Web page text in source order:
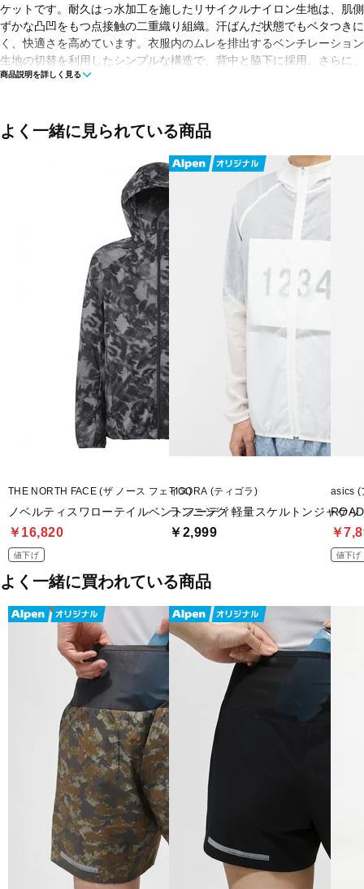
ケットです。耐久はっ水加工を施したリサイクルナイロン生地は、肌
ずかな凸凹をもつ点接触の二重織り組織。汗ばんだ状態でもベタつき
く、快適さを高めています。衣服内のムレを排出するベンチレーショ
生地の切替を利用したシンプルな構造で、背中と脇下に採用。さらに
チレーションを兼ねる左右のファスナー付きポケットを配置し、ウエ
ア設計です。
ネイビー(ML:モスカモブルー)
■素材:Swallowtail Recycled Nylon Doubleweave with DWR(ナイロン
■メーカー型番：NP22290
商品説明を詳しく見る
よく一緒に見られている商品
THE NORTH FACE (ザ ノース フェイス)
ノベルティスワローテイルベントフーディ
￥16,820
値下げ
TIGORA (ティゴラ)
ランニング 軽量スケルトンジャケッ
￥2,999
asics (
￥
値下げ
よく一緒に買われている商品